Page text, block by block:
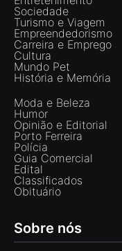
Sociedade
Turismo e Viagem
Empreendedorismo
Carreira e Emprego
Cultura
Mundo Pet
História e Memória
Moda e Beleza
Humor
Opinião e Editorial
Porto Ferreira
Polícia
Guia Comercial
Edital
Classificados
Obituário
Sobre nós